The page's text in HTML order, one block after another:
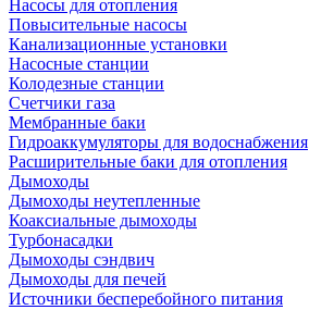
Насосы для отопления
Повысительные насосы
Канализационные установки
Насосные станции
Колодезные станции
Счетчики газа
Мембранные баки
Гидроаккумуляторы для водоснабжения
Расширительные баки для отопления
Дымоходы
Дымоходы неутепленные
Коаксиальные дымоходы
Турбонасадки
Дымоходы сэндвич
Дымоходы для печей
Источники бесперебойного питания